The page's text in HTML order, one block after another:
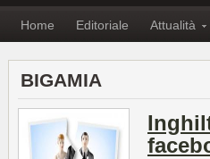
Home Editoriale Attualità
BIGAMIA